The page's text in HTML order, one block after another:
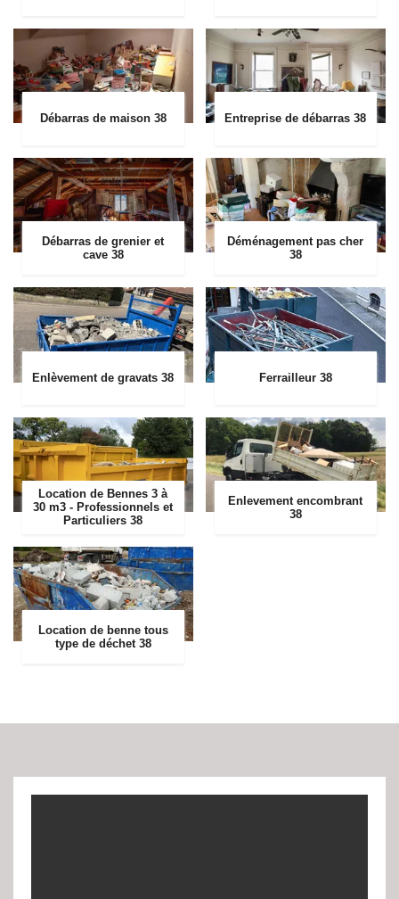
Débarras de maison 38 Entreprise de débarras 38
Débarras de grenier et
cave 38
Déménagement pas cher
38
Enlèvement de gravats 38 Ferrailleur 38
Location de Bennes 3 à
30 m3 - Professionnels et
Particuliers 38
Enlevement encombrant
38
Location de benne tous
type de déchet 38